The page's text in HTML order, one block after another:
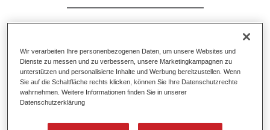
Produktmerkmale
Produktvariante
Wir verarbeiten Ihre personenbezogenen Daten, um unsere Websites und
Dienste zu messen und zu verbessern, unsere Marketingkampagnen zu
unterstützen und personalisierte Inhalte und Werbung bereitzustellen. Wenn
Sie auf die Schaltfläche rechts klicken, können Sie Ihre Datenschutzrechte
wahrnehmen. Weitere Informationen finden Sie in unserer
Datenschutzerklärung